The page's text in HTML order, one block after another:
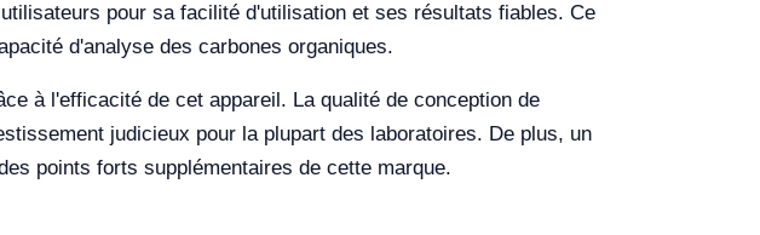
pour sa facilité d'utilisation et ses résultats fiables. Ce
d'analyse des carbones organiques.
à l'efficacité de cet appareil. La qualité de conception de
judicieux pour la plupart des laboratoires. De plus, un
points forts supplémentaires de cette marque.